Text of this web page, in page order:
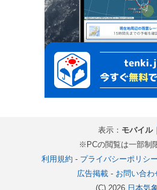
表示： モバイル｜
※PCの閲覧は一部制
利用規約 - プライバシーポリシー
広告掲載- お問い合わ
(C) 2026 日本気